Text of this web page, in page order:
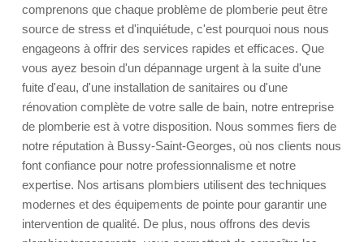
comprenons que chaque problème de plomberie peut être
source de stress et d'inquiétude, c'est pourquoi nous nous
engageons à offrir des services rapides et efficaces. Que
vous ayez besoin d'un dépannage urgent à la suite d'une
fuite d'eau, d'une installation de sanitaires ou d'une
rénovation complète de votre salle de bain, notre entreprise
de plomberie est à votre disposition. Nous sommes fiers de
notre réputation à Bussy-Saint-Georges, où nos clients nous
font confiance pour notre professionnalisme et notre
expertise. Nos artisans plombiers utilisent des techniques
modernes et des équipements de pointe pour garantir une
intervention de qualité. De plus, nous offrons des devis